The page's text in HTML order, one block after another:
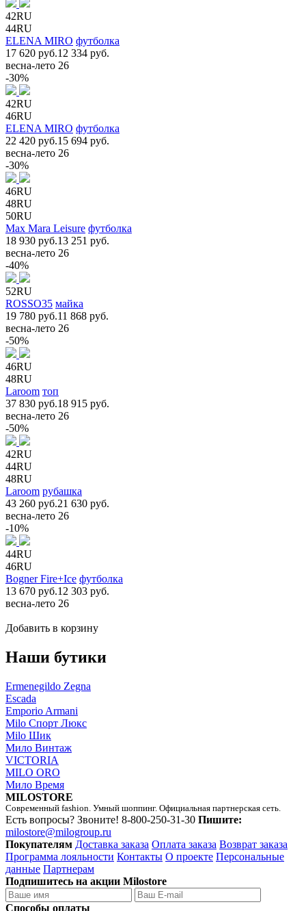
42RU
44RU
ELENA MIRO футболка
17 620 руб.12 334 руб.
весна-лето 26
-30%
42RU
46RU
ELENA MIRO футболка
22 420 руб.15 694 руб.
весна-лето 26
-30%
46RU
48RU
50RU
Max Mara Leisure футболка
18 930 руб.13 251 руб.
весна-лето 26
-40%
52RU
ROSSO35 майка
19 780 руб.11 868 руб.
весна-лето 26
-50%
46RU
48RU
Laroom топ
37 830 руб.18 915 руб.
весна-лето 26
-50%
42RU
44RU
48RU
Laroom рубашка
43 260 руб.21 630 руб.
весна-лето 26
-10%
44RU
46RU
Bogner Fire+Ice футболка
13 670 руб.12 303 руб.
весна-лето 26
Добавить в корзину
Наши бутики
Ermenegildo Zegna
Escada
Emporio Armani
Milo Спорт Люкс
Milo Шик
Мило Винтаж
VICTORIA
MILO ORO
Мило Время
MILOSTORE
Современный fashion. Умный шоппинг. Официальная партнерская сеть.
Есть вопросы? Звоните! 8-800-250-31-30 Пишите:
milostore@milogroup.ru
Покупателям Доставка заказа Оплата заказа Возврат заказа
Программа лояльности Контакты О проекте Персональные
данные Партнерам
Подпишитесь на акции Milostore
Способы оплаты